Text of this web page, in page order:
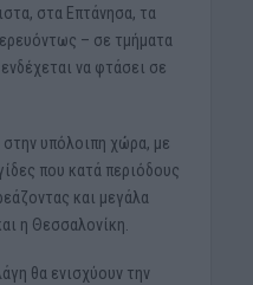
στα Επτάνησα, τα
– σε τμήματα
να φτάσει σε
υπόλοιπη χώρα, με
που κατά περιόδους
και μεγάλα
η Θεσσαλονίκη.
θα ενισχύουν την